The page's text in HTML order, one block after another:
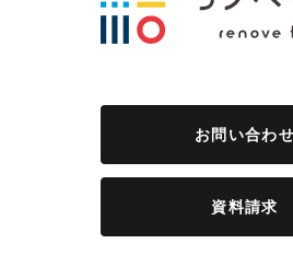
お問い合わせ
資料請求